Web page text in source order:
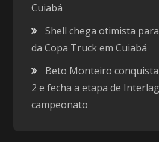
Cuiabá
Shell chega otimista
da Copa Truck em Cuiabá
Beto Monteiro
2 e fecha a etapa de
campeonato